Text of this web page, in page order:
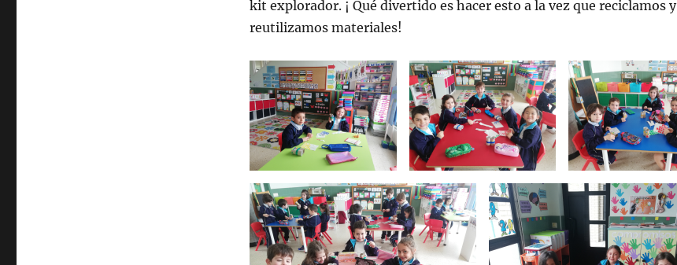
kit explorador. ¡ Qué divertido es hacer esto a la vez que reciclamos y
reutilizamos materiales!